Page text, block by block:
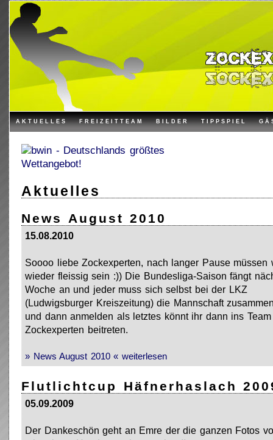
AKTUELLES FREIZEITTEAM BILDER TIPPSPIEL
Aktuelles
News August 2010
15.08.2010
Soooo liebe Zockexperten, nach langer Pause müssen
wieder fleissig sein :)) Die Bundesliga-Saison fängt
Woche an und jeder muss sich selbst bei der LKZ
(Ludwigsburger Kreiszeitung) die Mannschaft
und dann anmelden als letztes könnt ihr dann ins Team
Zockexperten beitreten.
» News August 2010 « weiterlesen
Flutlichtcup Häfnerhaslach
05.09.2009
Der Dankeschön geht an Emre der die ganzen Fotos